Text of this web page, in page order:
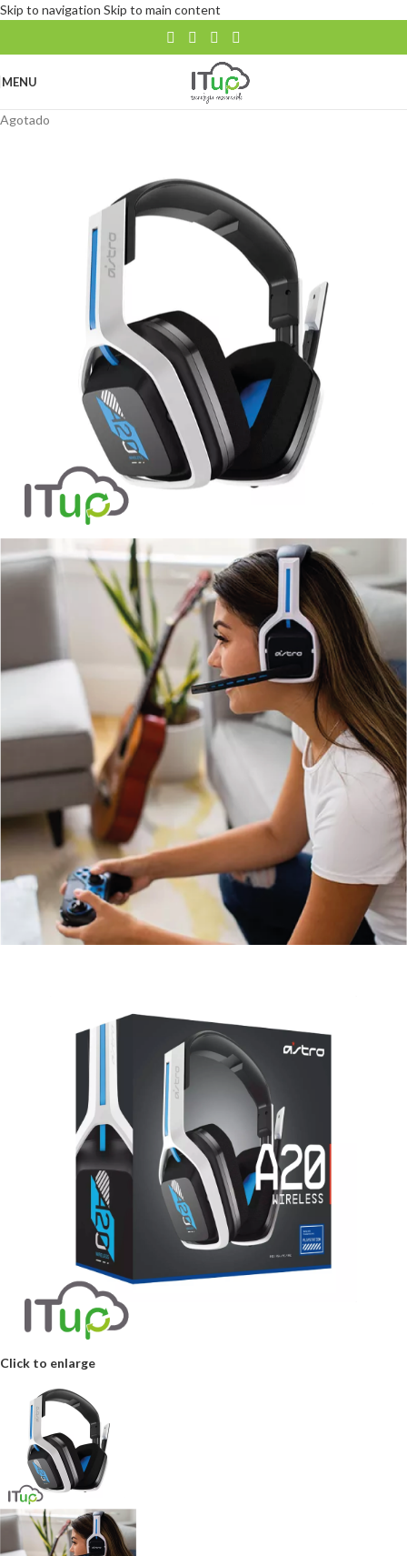
Skip to navigation Skip to main content
MENU
Agotado
Click to enlarge